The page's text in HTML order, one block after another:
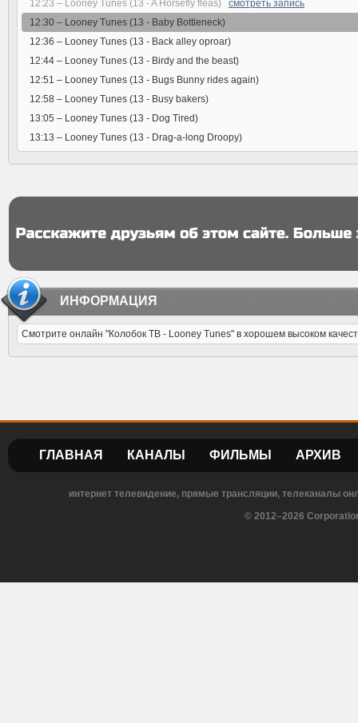
12:23 – Looney Tunes (13 - A Horsefly fleas) смотреть запись
12:30 – Looney Tunes (13 - Baby Bottleneck)
12:36 – Looney Tunes (13 - Back alley oproar)
12:44 – Looney Tunes (13 - Birdy and the beast)
12:51 – Looney Tunes (13 - Bugs Bunny rides again)
12:58 – Looney Tunes (13 - Busy bakers)
13:05 – Looney Tunes (13 - Dog Tired)
13:13 – Looney Tunes (13 - Drag-a-long Droopy)
ИНФОРМАЦИЯ
Смотрите онлайн "Колобок ТВ - Looney Tunes" в хорошем высоком
ГЛАВНАЯ КАНАЛЫ ФИЛЬМЫ АРХИВ
интернет телевидение, прямые трансляции, телеканалы
© 2012–2026